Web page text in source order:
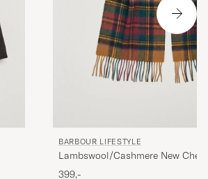
BARBOUR LIFESTYLE
Lambswool/Cashmere New
Gold
399,-